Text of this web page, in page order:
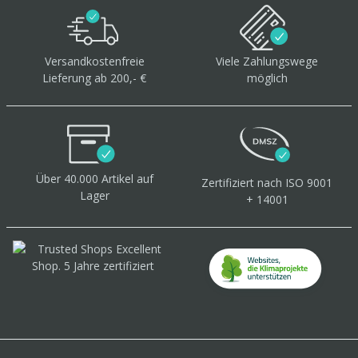
Versandkostenfreie
Lieferung ab 200,- €
Viele Zahlungswege
möglich
Über 40.000 Artikel auf
Lager
Zertifiziert nach ISO 9001
+ 14001